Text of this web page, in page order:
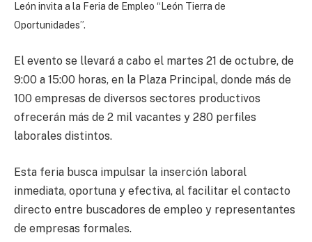
León invita a la Feria de Empleo “León Tierra de
Oportunidades”.
El evento se llevará a cabo el martes 21 de octubre, de
9:00 a 15:00 horas, en la Plaza Principal, donde más de
100 empresas de diversos sectores productivos
ofrecerán más de 2 mil vacantes y 280 perfiles
laborales distintos.
Esta feria busca impulsar la inserción laboral
inmediata, oportuna y efectiva, al facilitar el contacto
directo entre buscadores de empleo y representantes
de empresas formales.